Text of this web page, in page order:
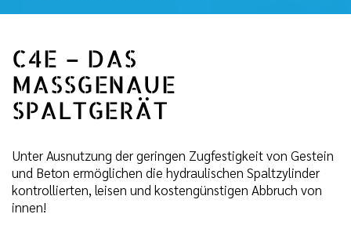
C4E – DAS
MASSGENAUE
SPALTGERÄT
Unter Ausnutzung der geringen Zugfestigkeit von Gestein
und Beton ermöglichen die hydraulischen Spaltzylinder
kontrollierten, leisen und kostengünstigen Abbruch von
innen!